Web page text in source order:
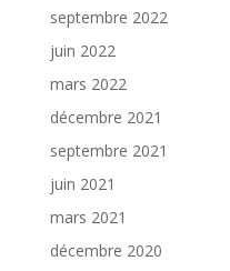
septembre 2022
juin 2022
mars 2022
décembre 2021
septembre 2021
juin 2021
mars 2021
décembre 2020